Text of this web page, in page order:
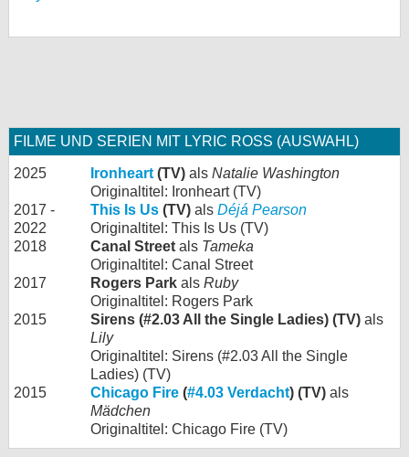
FILME UND SERIEN MIT LYRIC ROSS (AUSWAHL)
2025 Ironheart (TV) als Natalie Washington
Originaltitel: Ironheart (TV)
2017 -
2022
This Is Us (TV) als Déjá Pearson
Originaltitel: This Is Us (TV)
2018
Canal Street als Tameka
Originaltitel: Canal Street
2017
Rogers Park als Ruby
Originaltitel: Rogers Park
2015
Sirens (#2.03 All the Single Ladies) (TV) als
Lily
Originaltitel: Sirens (#2.03 All the Single
Ladies) (TV)
2015
Chicago Fire (#4.03 Verdacht) (TV) als
Mädchen
Originaltitel: Chicago Fire (TV)